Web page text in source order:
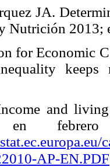
JA.
y Nutrición
for Economic
keeps
and
en
AP-EN.PDF